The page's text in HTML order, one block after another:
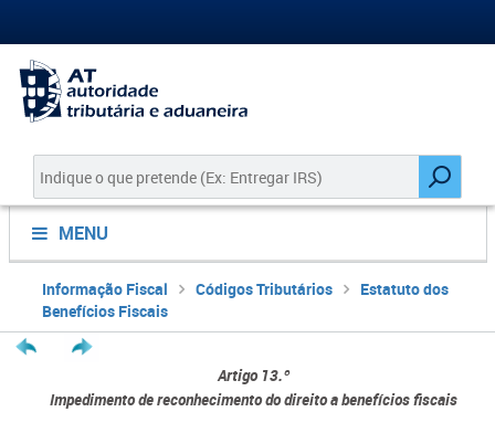
MENU
Informação Fiscal Códigos Tributários
Estatuto dos
Benefícios Fiscais
Artigo 13.º
Impedimento de reconhecimento do direito a benefícios fiscais